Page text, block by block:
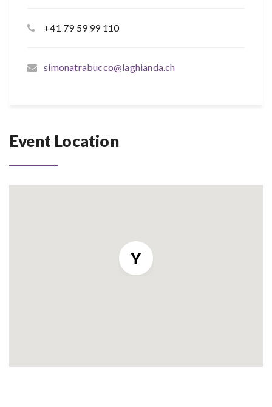
+41 79 59 99 110
simonatrabucco@laghianda.ch
Event Location